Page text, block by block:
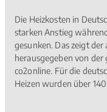
Die Heizkosten in
starken Anstieg
gesunken. Das zeigt
herausgegeben von
co2online. Für die
Heizen wurden über